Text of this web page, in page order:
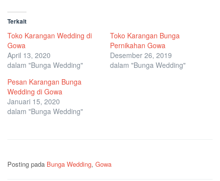
Terkait
Toko Karangan Wedding di
Gowa
April 13, 2020
dalam "Bunga Wedding"
Toko Karangan Bunga
Pernikahan Gowa
Desember 26, 2019
dalam "Bunga Wedding"
Pesan Karangan Bunga
Wedding di Gowa
Januari 15, 2020
dalam "Bunga Wedding"
Posting pada Bunga Wedding, Gowa